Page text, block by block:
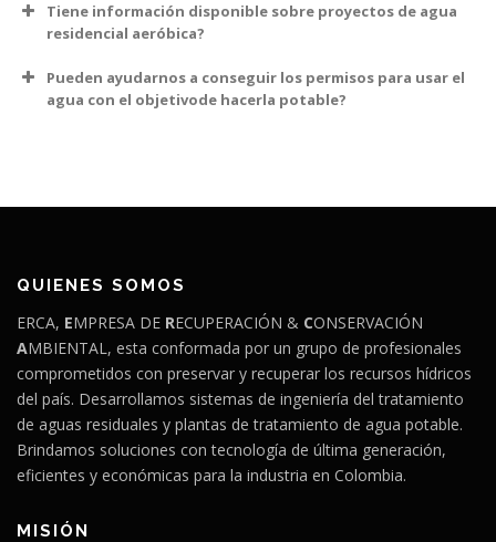
Tiene información disponible sobre proyectos de agua
residencial aeróbica?
Pueden ayudarnos a conseguir los permisos para usar el
agua con el objetivode hacerla potable?
QUIENES SOMOS
ERCA, EMPRESA DE RECUPERACIÓN & CONSERVACIÓN
AMBIENTAL, esta conformada por un grupo de profesionales
comprometidos con preservar y recuperar los recursos hídricos
del país. Desarrollamos sistemas de ingeniería del tratamiento
de aguas residuales y plantas de tratamiento de agua potable.
Brindamos soluciones con tecnología de última generación,
eficientes y económicas para la industria en Colombia.
MISIÓN